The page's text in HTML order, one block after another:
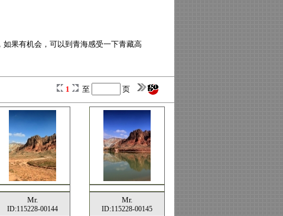
果有机会，可以到青海感受一下青藏高
1 至 页
Mr.
ID:115228-00144
Mr.
ID:115228-00145